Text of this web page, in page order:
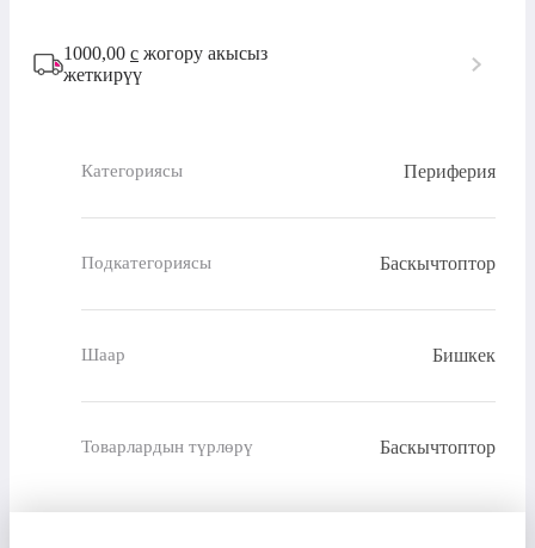
1000,00 с жогору акысыз
жеткирүү
Категориясы Периферия
Подкатегориясы Баскычтоптор
Шаар Бишкек
Товарлардын түрлөрү Баскычтоптор